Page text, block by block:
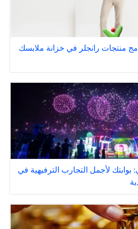
دمج منتجات رانجلر في خزانة ملابسك
لأجمل التجارب الترفيهية في